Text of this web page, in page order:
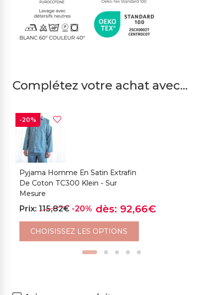
Complétez votre achat avec...
-20%
Pyjama Homme En Satin Extrafin
De Coton TC300 Klein - Sur
Mesure
Prix: 115,82€ -20% dès: 92,66€
CHOISISSEZ LES OPTIONS